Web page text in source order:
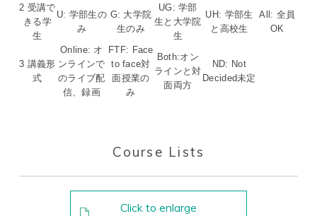
2 受講で
きる学
生
U: 学部生の
み
G: 大学院
生のみ
UG: 学部
生と大学院
生
UH: 学部生
と高校生
All: 全員
OK
3 講義形
式
Online: オ
ンラインで
のライブ配
信、録画
FTF: Face
to face対
面授業の
み
Both:オン
ラインと対
面両方
ND: Not
Decided未定
Course Lists
Click to enlarge